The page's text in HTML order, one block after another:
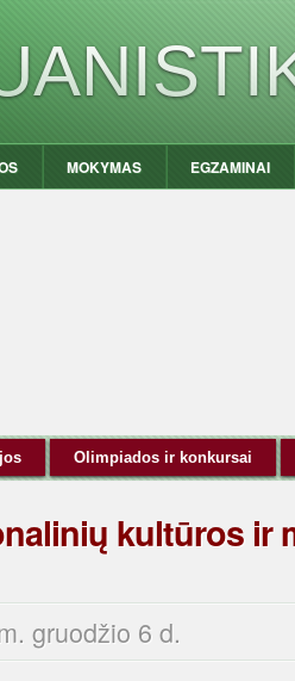
MOKYMAS EGZAMINAI
Olimpiados ir konkursai
kultūros ir
gruodžio 6 d.